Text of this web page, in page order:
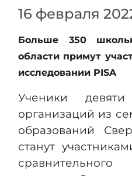
16 февраля
Больше 350
области примут
исследовании PISA
Ученики девяти
организаций из
образований
станут